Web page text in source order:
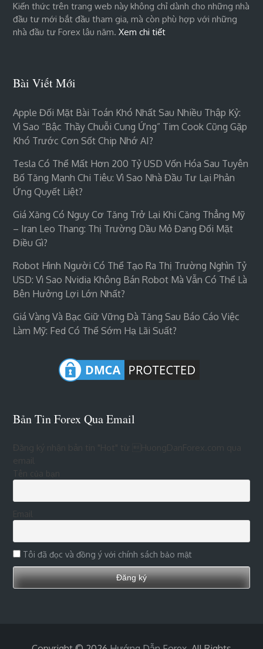
Kiến thức trên trang web này không chỉ dành cho những nhà
đầu tư mới bắt đầu tham gia, mà còn phù hợp với những
nhà đầu tư Forex lâu năm.Xem chi tiết
Bài Viết Mới
Apple Đối Mặt Bài Toán Khó Nhất Sau Nhiều Thập Kỷ:
Vì Sao “bậc Thầy Chuỗi Cung Ứng” Tim Cook Cũng Gặp
Khó Trước Cơn Sốt Chip Nhớ AI?
Tesla Có Thể Mất Hơn 200 Tỷ USD Vốn Hóa Sau Tuyên
Bố Tăng Mạnh Chi Tiêu: Vì Sao Nhà Đầu Tư Lại Phản
Ứng Quyết Liệt?
Giá Xăng Có Nguy Cơ Tăng Trở Lại Khi Căng Thẳng Mỹ
– Iran Leo Thang: Thị Trường Dầu Mỏ Đang Đối Mặt
Điều Gì?
Robot Hình Người Có Thể Tạo Ra Thị Trường Nghìn Tỷ
USD: Vì Sao Nvidia Không Bán Robot Mà Vẫn Có Thể Là
Bên Hưởng Lợi Lớn Nhất?
Giá Vàng Và Bạc Giữ Vững Đà Tăng Sau Báo Cáo Việc
Làm Mỹ: Fed Có Thể Sớm Hạ Lãi Suất?
Bản Tin Forex Qua Email
Đăng ký nhận bản tin "Hot" từ HuongDanForex.com qua
Tên của bạn
Tôi đã đọc và đồng ý với chính sách bảo mật